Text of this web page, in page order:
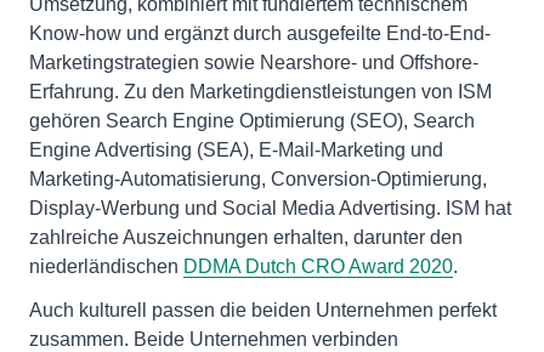
Umsetzung, kombiniert mit fundiertem technischem
Know-how und ergänzt durch ausgefeilte End-to-End-
Marketingstrategien sowie Nearshore- und Offshore-
Erfahrung. Zu den Marketingdienstleistungen von ISM
gehören Search Engine Optimierung (SEO), Search
Engine Advertising (SEA), E-Mail-Marketing und
Marketing-Automatisierung, Conversion-Optimierung,
Display-Werbung und Social Media Advertising. ISM hat
zahlreiche Auszeichnungen erhalten, darunter den
niederländischen DDMA Dutch CRO Award 2020.
Auch kulturell passen die beiden Unternehmen perfekt
zusammen. Beide Unternehmen verbinden